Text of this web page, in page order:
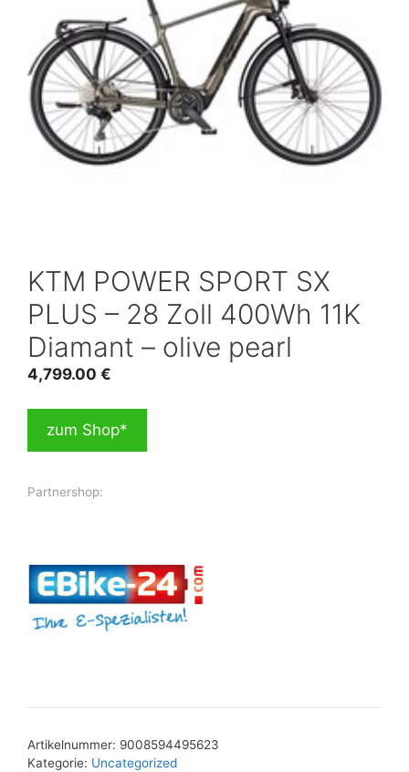
KTM POWER SPORT SX
PLUS – 28 Zoll 400Wh 11K
Diamant – olive pearl
4,799.00 €
zum Shop*
Partnershop:
Artikelnummer: 9008594495623
Kategorie: Uncategorized